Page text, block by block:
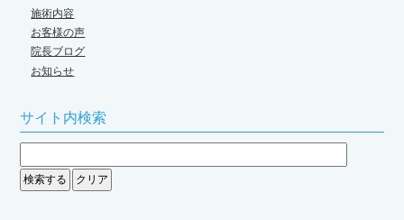
施術内容
お客様の声
院長ブログ
お知らせ
サイト内検索